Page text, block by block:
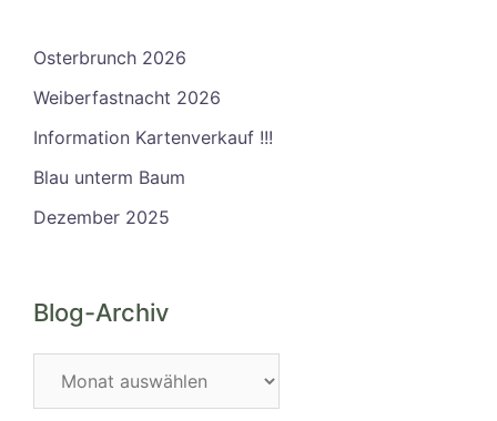
Osterbrunch 2026
Weiberfastnacht 2026
Information Kartenverkauf !!!
Blau unterm Baum
Dezember 2025
Blog-Archiv